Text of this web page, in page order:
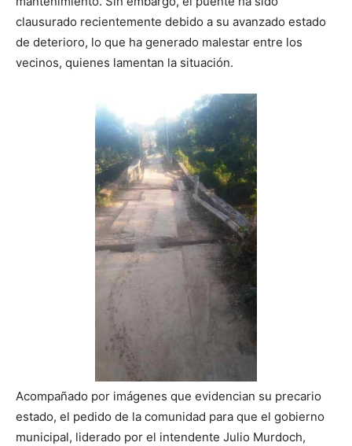
clausurado recientemente debido a su avanzado estado
de deterioro, lo que ha generado malestar entre los
vecinos, quienes lamentan la situación.
Acompañado por imágenes que evidencian su precario
estado, el pedido de la comunidad para que el gobierno
municipal, liderado por el intendente Julio Murdoch,